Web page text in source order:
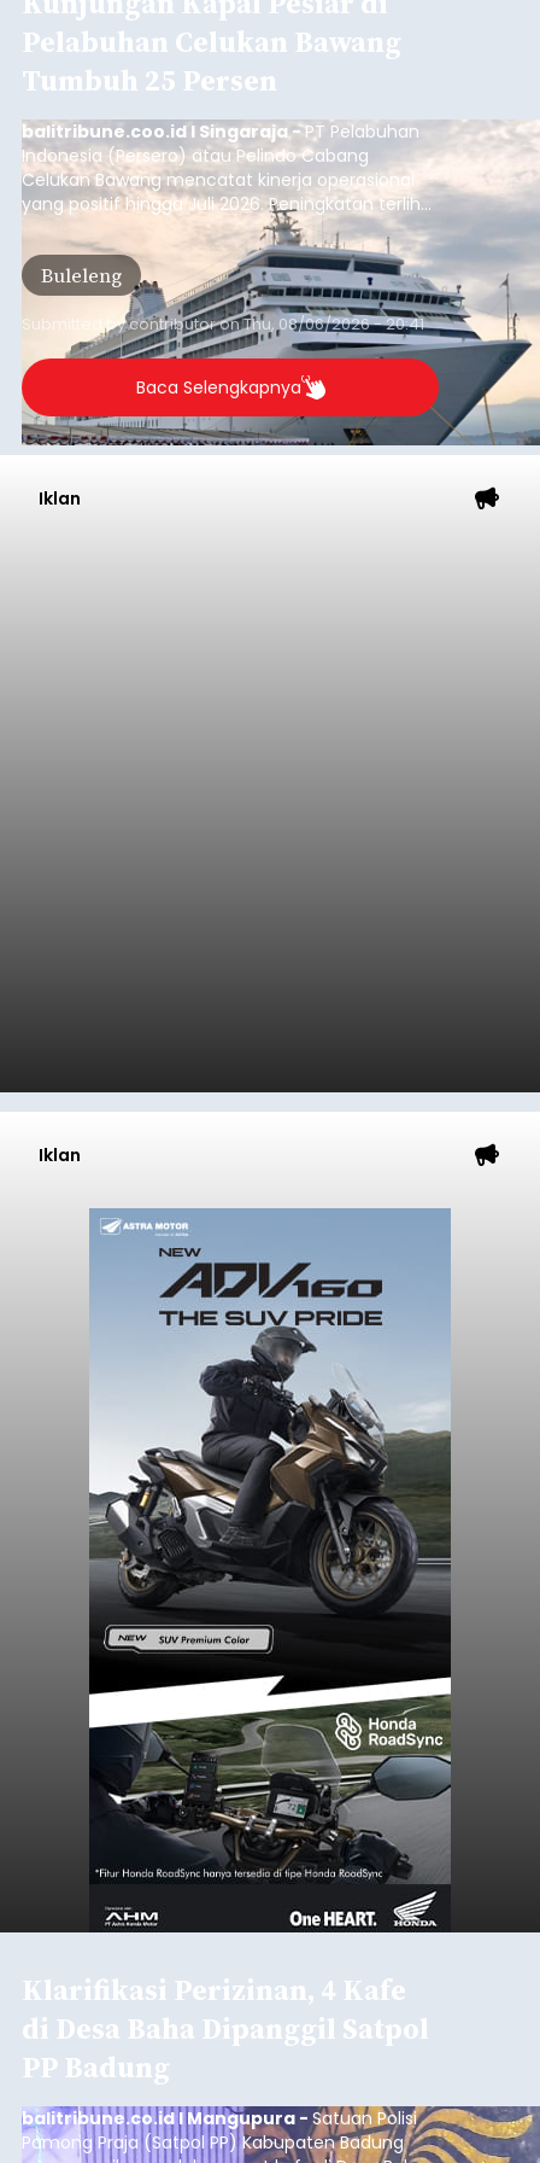
Pelabuhan Celukan Bawang
Tumbuh 25 Persen
balitribune.coo.id I Singaraja -PT Pelabuhan
Indonesia (Persero) atau Pelindo Cabang
Celukan Bawang mencatat kinerja operasional
yang positif hingga Juli 2026. Peningkatan terlihat
dari arus kapal yang mencapai 1,48 juta Gross
Tonnage (GT), atau tumbuh 12,4 persen
dibandingkan periode yang sama tahun lalu
yang tercatat sebesar 1,32 juta GT.
Buleleng
Submitted bycontributoronThu, 08/06/2026 - 20:41
Baca Selengkapnya
Iklan
Iklan
Klarifikasi Perizinan, 4 Kafe
di Desa Baha Dipanggil Satpol
PP Badung
balitribune.co.id I Mangupura - Satuan Polisi
Pamong Praja (Satpol PP) Kabupaten Badung